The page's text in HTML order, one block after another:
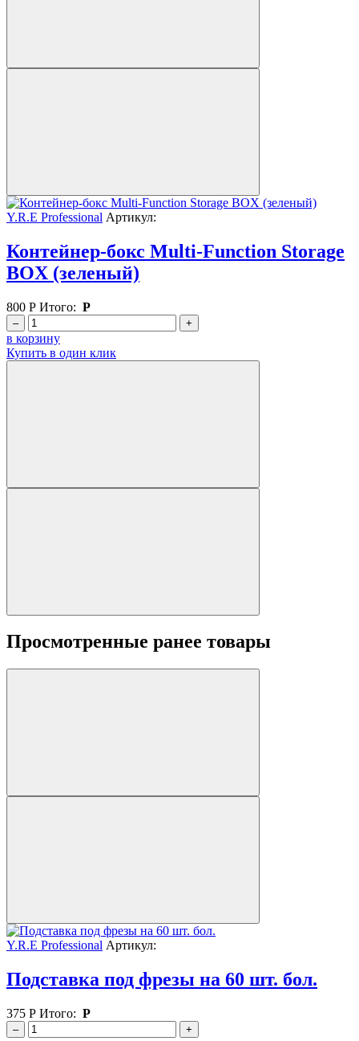
Y.R.E Professional Артикул:
Контейнер-бокс Multi-Function Storage
BOX (зеленый)
800 Р Итого: Р
– +
в корзину
Купить в один клик
Просмотренные ранее товары
Y.R.E Professional Артикул:
Подставка под фрезы на 60 шт. бол.
375 Р Итого: Р
– +